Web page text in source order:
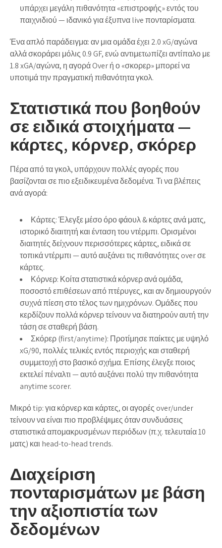
υπάρχει μεγάλη πιθανότητα «επιστροφής» εντός του
παιχνιδιού — ιδανικό για έξυπνα live πονταρίσματα.
Ένα απλό παράδειγμα: αν μια ομάδα έχει 2.0 xG/αγώνα
αλλά σκοράρει μόλις 0.9 GF, ενώ αντιμετωπίζει αντίπαλο με
1.8 xGA/αγώνα, η αγορά Over ή ο «σκορερ» μπορεί να
υποτιμά την πραγματική πιθανότητα γκολ.
Στατιστικά που βοηθούν
σε ειδικά στοιχήματα —
κάρτες, κόρνερ, σκόρερ
Πέρα από τα γκολ, υπάρχουν πολλές αγορές που
βασίζονται σε πιο εξειδικευμένα δεδομένα. Τι να βλέπεις
ανά αγορά:
Κάρτες:Έλεγξε μέσο όρο φάουλ & κάρτες ανά ματς,
ιστορικό διαιτητή και ένταση του ντέρμπι. Ορισμένοι
διαιτητές δείχνουν περισσότερες κάρτες, ειδικά σε
τοπικά ντέρμπι — αυτό αυξάνει τις πιθανότητες over σε
κάρτες.
Κόρνερ: Κοίτα στατιστικά κόρνερ ανά ομάδα,
ποσοστό επιθέσεων από πτέρυγες, και αν δημιουργούν
συχνά πίεση στο τέλος των ημιχρόνων. Ομάδες που
κερδίζουν πολλά κόρνερ τείνουν να διατηρούν αυτή την
τάση σε σταθερή βάση.
Σκόρερ (first/anytime): Προτίμησε παίκτες με υψηλό
xG/90, πολλές τελικές εντός περιοχής και σταθερή
συμμετοχή στο βασικό σχήμα. Επίσης έλεγξε ποιος
εκτελεί πέναλτι — αυτό αυξάνει πολύ την πιθανότητα
anytime scorer.
Μικρό tip: για κόρνερ και κάρτες, οι αγορές over/under
τείνουν να είναι πιο προβλέψιμες όταν συνδυάσεις
στατιστικά απομακρυσμένων περιόδων (π.χ. τελευταία 10
ματς) και head-to-head trends.
Διαχείριση
πονταρισμάτων με βάση
την αξιοπιστία των
δεδομένων